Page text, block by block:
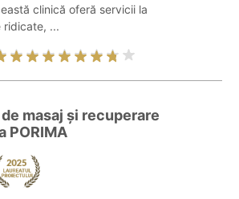
clinică oferă servicii la
ridicate, ...
masaj și recuperare
PORIMA